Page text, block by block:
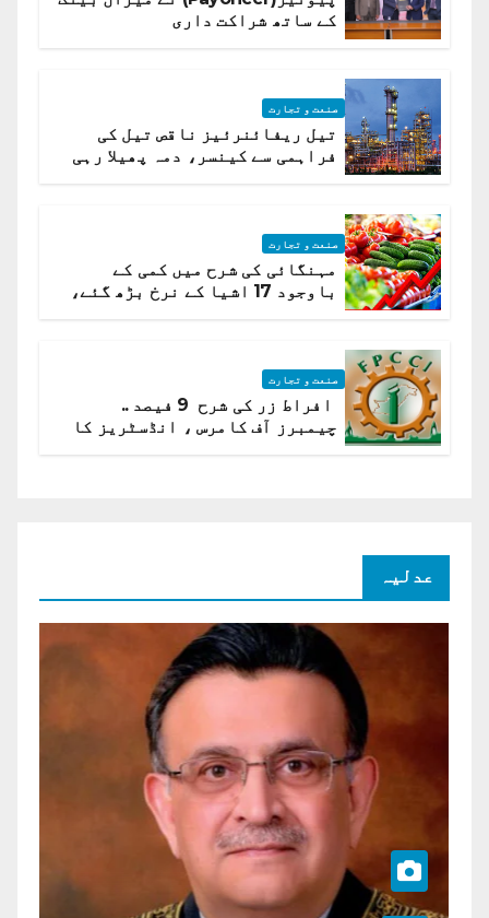
کے ساتھ شراکت داری
صنعت و تجارت
تیل ریفائنرئیز ناقص تیل کی
فراہمی سے کینسر، دمہ پھیلا رہی
صنعت و تجارت
مہنگائی کی شرح میں کمی کے
باوجود 17 اشیا کے نرخ بڑھ گئے،
صنعت و تجارت
افراط زر کی شرح 9 فیصد ..
چیمبرز آف کامرس ، انڈسٹریز کا
عدلیہ